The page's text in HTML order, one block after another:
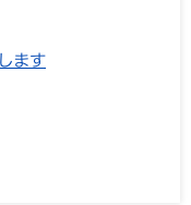
ます